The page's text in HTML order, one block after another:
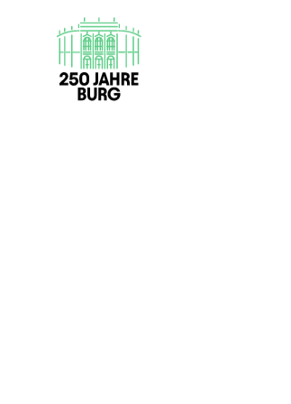
Direkt zum Inhalt